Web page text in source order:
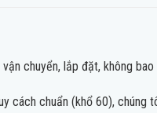
chuyển, lắp đặt, không
cách chuẩn (khổ 60), chúng